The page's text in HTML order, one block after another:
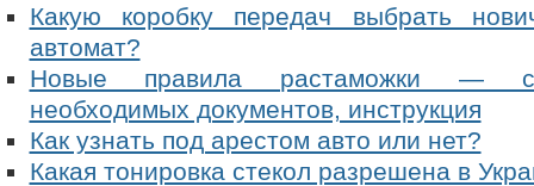
Какую коробку передач выбрать
автомат?
Новые правила растаможки —
необходимых документов, инструкция
Как узнать под арестом авто или нет?
Какая тонировка стекол разрешена в